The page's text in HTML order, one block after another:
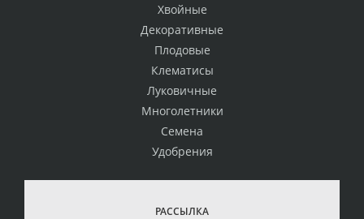
Хвойные
Декоративные
Плодовые
Клематисы
Луковичные
Многолетники
Семена
Удобрения
РАССЫЛКА